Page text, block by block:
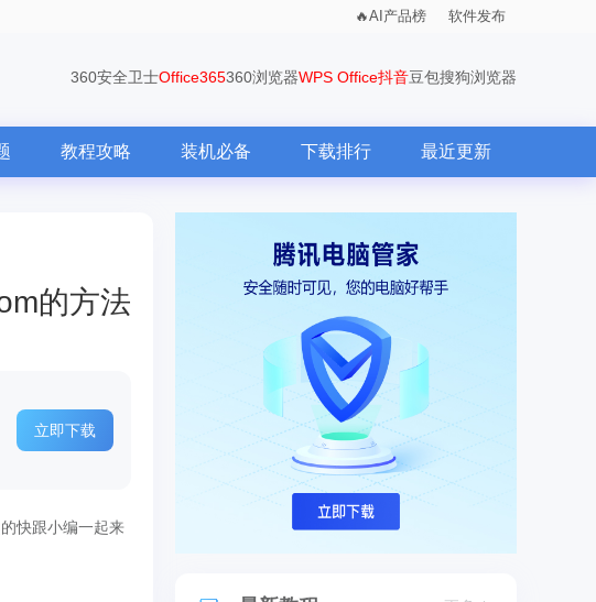
AI产品榜 软件发布
360安全卫士Office365360浏览器WPS Office抖音豆包搜狗浏览器
教程攻略 装机必备 下载排行 最近更新
的方法
立即下载
快跟小编一起来